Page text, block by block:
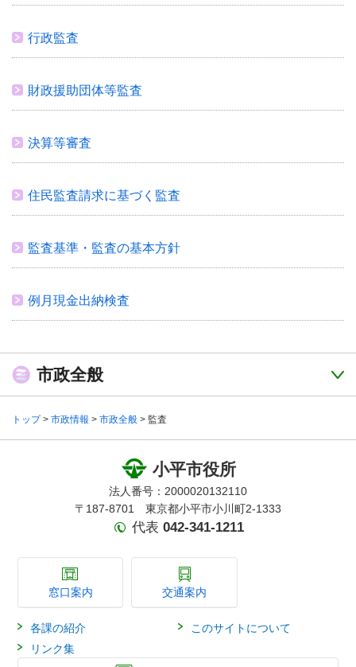
行政監査
財政援助団体等監査
決算等審査
住民監査請求に基づく監査
監査基準・監査の基本方針
例月現金出納検査
市政全般
トップ> 市政情報 > 市政全般 > 監査
小平市役所
法人番号：2000020132110
〒187-8701 東京都小平市小川町2-1333
代表 042-341-1211
窓口案内 交通案内
各課の紹介
このサイトについて
リンク集